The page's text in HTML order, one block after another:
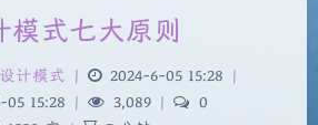
模式七大原则
设计模式 | 2024-6-05 15:28 |
05 15:28 | 3,089 |
0